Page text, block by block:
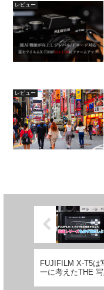
レビュー
レビュー
FUJIFILM X-T5は
一に考えたTHE 写